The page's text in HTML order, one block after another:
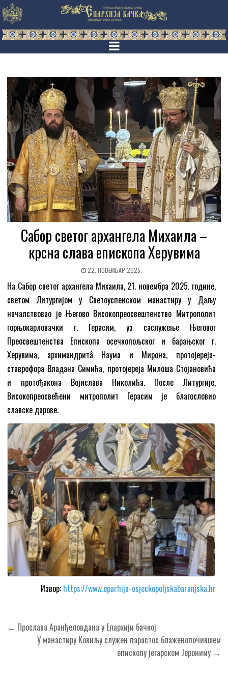
Сабор светог архангела Михаила –
крсна слава епископа Херувима
22. НОВЕМБАР 2025.
На Сабор светог архангела Михаила, 21. новембра 2025. године,
светом Литургијом у Светоуспенском манастиру у Даљу
началствовао је Његово Високопреосвештенство Митрополит
горњокарловачки г. Герасим, уз саслужење Његовог
Преосвештенства Епископа осечкопољског и барањског г.
Херувима, архимандритâ Наума и Мирона, протојереја-
ставрофора Владана Симића, протојереја Милоша Стојановића
и протођакона Војислава Николића. После Литургије,
Високопреосвећени митрополит Герасим је благословио
славске дарове.
Извор: https://www.eparhija-osjeckopoljskabaranjska.hr
Кретање
чланка
← Прослава Аранђеловдана у Епархији бачкој
У манастиру Ковиљу служен парастос блаженопочившем
епископу јегарском Јерониму →